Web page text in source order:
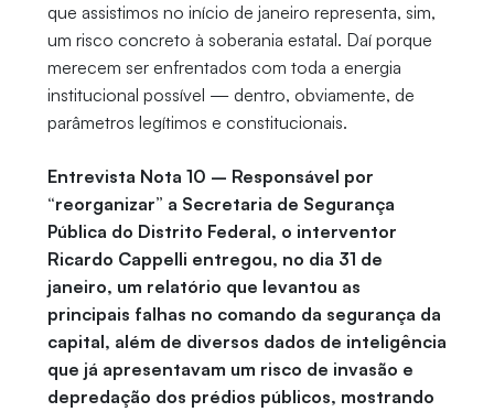
que assistimos no início de janeiro representa, sim,
um risco concreto à soberania estatal. Daí porque
merecem ser enfrentados com toda a energia
institucional possível — dentro, obviamente, de
parâmetros legítimos e constitucionais.
Entrevista Nota 10 – Responsável por
“reorganizar” a Secretaria de Segurança
Pública do Distrito Federal, o interventor
Ricardo Cappelli entregou, no dia 31 de
janeiro, um relatório que levantou as
principais falhas no comando da segurança da
capital, além de diversos dados de inteligência
que já apresentavam um risco de invasão e
depredação dos prédios públicos, mostrando